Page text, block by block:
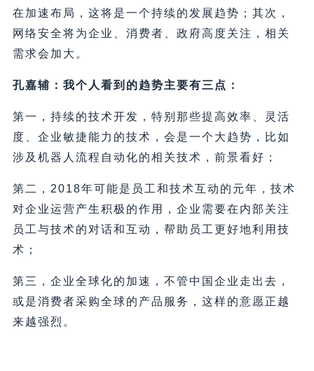
在加速布局，这将是一个持续的发展趋势；其次，
网络安全将为企业、消费者、政府高度关注，相关
需求会加大。
孔嘉辅：我个人看到的趋势主要有三点：
第一，持续的技术开发，特别那些提高效率、灵活
度、企业敏捷能力的技术，会是一个大趋势，比如
涉及机器人流程自动化的相关技术，前景看好；
第二，2018年可能是员工和技术互动的元年，技术
对企业运营产生积极的作用，企业需要在内部关注
员工与技术的对话和互动，帮助员工更好地利用技
术；
第三，企业全球化的加速，不管中国企业走出去，
或是消费者采购全球的产品服务，这样的意愿正越
来越强烈。